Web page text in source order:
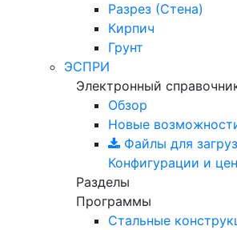
Разрез (Стена)
Кирпич
Грунт
ЭСПРИ
Электронный
Обзор
Новые
Файлы для
Конфигурации и
Разделы
Программы
Стальные